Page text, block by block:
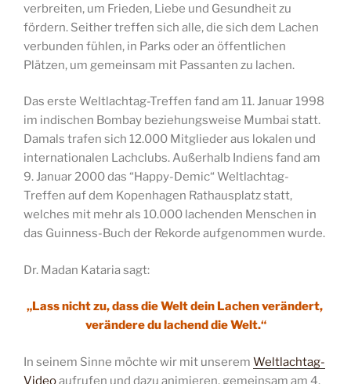
verbreiten, um Frieden, Liebe und Gesundheit zu
fördern. Seither treffen sich alle, die sich dem Lachen
verbunden fühlen, in Parks oder an öffentlichen
Plätzen, um gemeinsam mit Passanten zu lachen.
Das erste Weltlachtag-Treffen fand am 11. Januar 1998
im indischen Bombay beziehungsweise Mumbai statt.
Damals trafen sich 12.000 Mitglieder aus lokalen und
internationalen Lachclubs. Außerhalb Indiens fand am
9. Januar 2000 das “Happy-Demic“ Weltlachtag-
Treffen auf dem Kopenhagen Rathausplatz statt,
welches mit mehr als 10.000 lachenden Menschen in
das Guinness-Buch der Rekorde aufgenommen wurde.
Dr. Madan Kataria sagt:
„Lass nicht zu, dass die Welt dein Lachen verändert,
verändere du lachend die Welt.“
In seinem Sinne möchte wir mit unserem Weltlachtag-
Videoaufrufen und dazu animieren, gemeinsam am 4.